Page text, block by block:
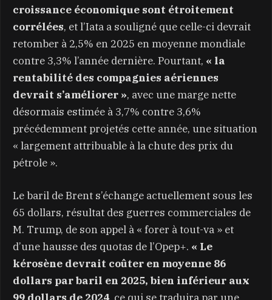
croissance économique sont étroitement
corrélées, et l’Iata a souligné que celle-ci devrait
retomber à 2,5% en 2025 en moyenne mondiale
contre 3,3% l’année dernière. Pourtant, « la
rentabilité des compagnies aériennes
devrait s’améliorer », avec une marge nette
désormais estimée à 3,7% contre 3,6%
précédemment projetés cette année, une situation
« largement attribuable à la chute des prix du
pétrole ».
Le baril de Brent s’échange actuellement sous les
65 dollars, résultat des guerres commerciales de
M. Trump, de son appel à « forer à tout-va » et
d’une hausse des quotas de l’Opep+. « Le
kérosène devrait coûter en moyenne 86
dollars par baril en 2025, bien inférieur aux